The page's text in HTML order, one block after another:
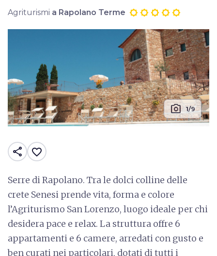
Agriturismi a Rapolano Terme
photo_camera 1/9
share favorite_border
Serre di Rapolano. Tra le dolci colline delle
crete Senesi prende vita, forma e colore
l’Agriturismo San Lorenzo, luogo ideale per chi
desidera pace e relax. La struttura offre 6
appartamenti e 6 camere, arredati con gusto e
ben curati nei particolari, dotati di tutti i